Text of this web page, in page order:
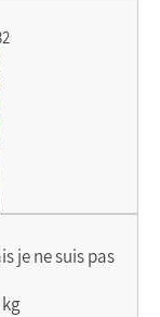
je ne suis pas